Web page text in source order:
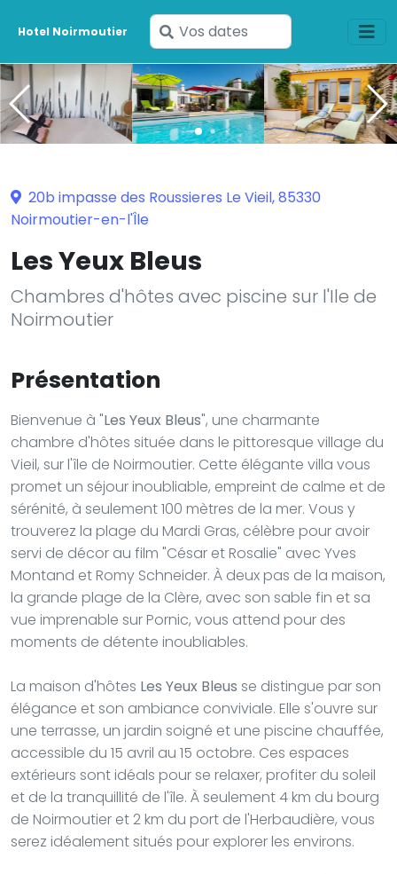
Hotel Noirmoutier
Saisissez
vos
dates
20b impasse des Roussieres Le Vieil, 85330
Noirmoutier-en-l'Île
Les Yeux Bleus
Chambres d'hôtes avec piscine sur l'Ile de
Noirmoutier
Présentation
Bienvenue à "Les Yeux Bleus", une charmante
chambre d'hôtes située dans le pittoresque village du
Vieil, sur l'île de Noirmoutier. Cette élégante villa vous
promet un séjour inoubliable, empreint de calme et de
sérénité, à seulement 100 mètres de la mer. Vous y
trouverez la plage du Mardi Gras, célèbre pour avoir
servi de décor au film "César et Rosalie" avec Yves
Montand et Romy Schneider. À deux pas de la maison,
la grande plage de la Clère, avec son sable fin et sa
vue imprenable sur Pornic, vous attend pour des
moments de détente inoubliables.
La maison d'hôtes Les Yeux Bleus se distingue par son
élégance et son ambiance conviviale. Elle s'ouvre sur
une terrasse, un jardin soigné et une piscine chauffée,
accessible du 15 avril au 15 octobre. Ces espaces
extérieurs sont idéals pour se relaxer, profiter du soleil
et de la tranquillité de l'île. À seulement 4 km du bourg
de Noirmoutier et 2 km du port de l'Herbaudière, vous
serez idéalement situés pour explorer les environs.